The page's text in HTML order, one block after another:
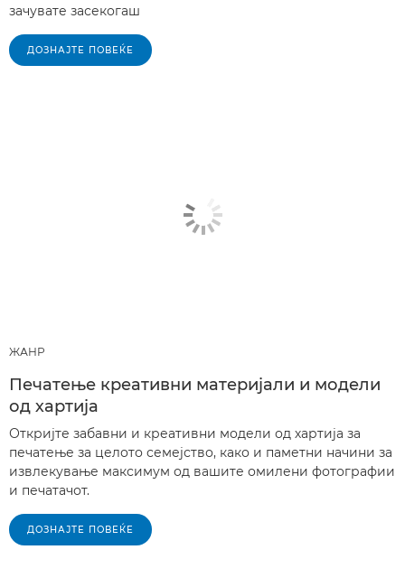
зачувате засекогаш
ДОЗНАЈТЕ ПОВЕЌЕ
ЖАНР
Печатење креативни материјали и модели
од хартија
Откријте забавни и креативни модели од хартија за
печатење за целото семејство, како и паметни начини за
извлекување максимум од вашите омилени фотографии
и печатачот.
ДОЗНАЈТЕ ПОВЕЌЕ